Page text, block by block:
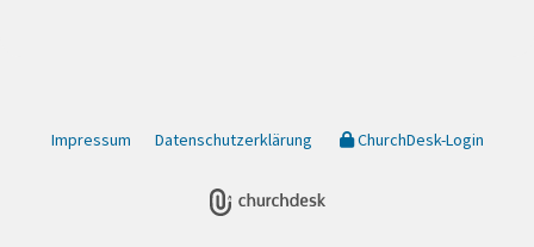
Impressum Datenschutzerklärung ChurchDesk-Login